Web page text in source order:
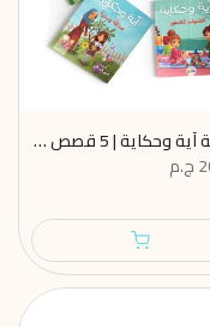
سلسلة آية وحكاية | 5 قصص تربوية تغرس القيم القرآنية في قلب طفلك